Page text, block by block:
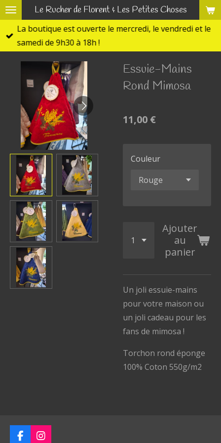
Passer
contenu
principal
Le Rucher de Florent & Les Petites Choses
La boutique est ouverte le mercredi, le vendredi et le
samedi de 9h30 à 18h !
Essuie-Mains
Rond Mimosa
11,00 €
Couleur
Ajouter
au
panier
Un joli essuie-mains
pour votre maison ou
un joli cadeau pour les
fans de mimosa !
Torchon rond éponge
100% Coton 550g/m2
F I